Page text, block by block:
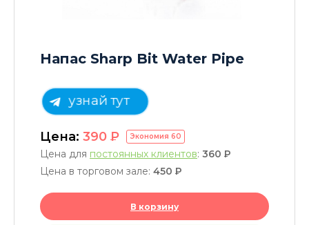
Напас Sharp Bit Water Pipe
узнай тут
Цена: 390 P Экономия 60
Цена для постоянных клиентов: 360 P
Цена в торговом зале: 450 P
В корзину